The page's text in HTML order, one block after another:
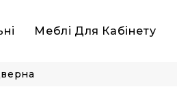
Меблі Для Кабінету